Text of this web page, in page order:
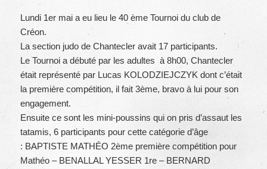
Lundi 1er mai a eu lieu le 40 ème Tournoi du club de
Créon.
La section judo de Chantecler avait 17 participants.
Le Tournoi a débuté par les adultes à 8h00, Chantecler
était représenté par Lucas KOLODZIEJCZYK dont c’était
la première compétition, il fait 3ème, bravo à lui pour son
engagement.
Ensuite ce sont les mini-poussins qui on pris d’assaut les
tatamis, 6 participants pour cette catégorie d’âge
: BAPTISTE MATHÉO 2ème première compétition pour
Mathéo – BENALLAL YESSER 1re – BERNARD